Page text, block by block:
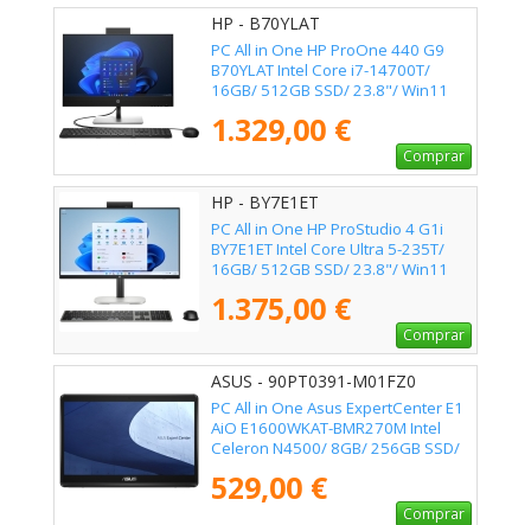
HP - B70YLAT
PC All in One HP ProOne 440 G9
B70YLAT Intel Core i7-14700T/
16GB/ 512GB SSD/ 23.8"/ Win11
1.329,00 €
Comprar
HP - BY7E1ET
PC All in One HP ProStudio 4 G1i
BY7E1ET Intel Core Ultra 5-235T/
16GB/ 512GB SSD/ 23.8"/ Win11
1.375,00 €
Comprar
ASUS - 90PT0391-M01FZ0
PC All in One Asus ExpertCenter E1
AiO E1600WKAT-BMR270M Intel
Celeron N4500/ 8GB/ 256GB SSD/
529,00 €
Comprar